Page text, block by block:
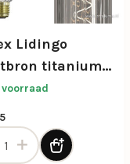
aantal
Lidingo
titanium
voorraad
Lidingo lichtbron